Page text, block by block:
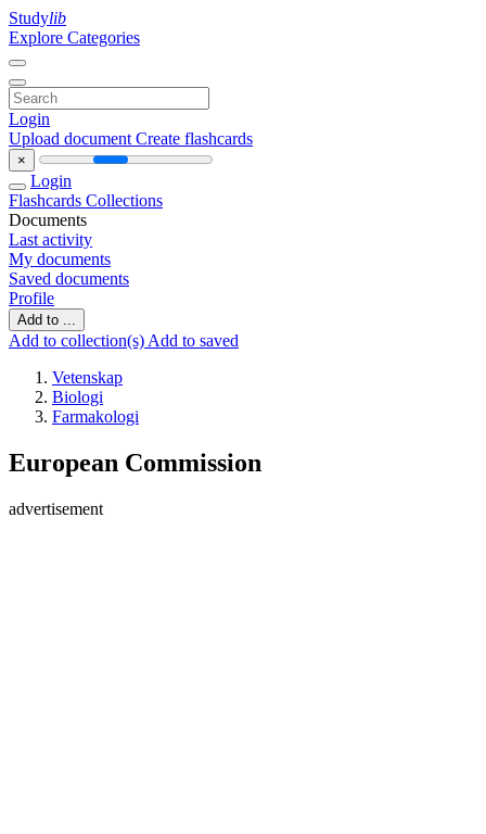
Studylib
Explore Categories
Login
Upload document Create flashcards
×
Login
Flashcards Collections
Documents
Last activity
My documents
Saved documents
Profile
Add to ...
Add to collection(s) Add to saved
Vetenskap
Biologi
Farmakologi
European Commission
advertisement